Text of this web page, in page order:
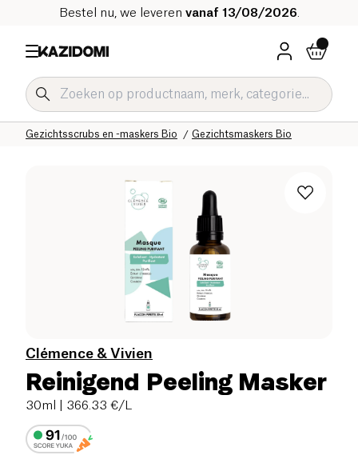
Bestel nu, we leveren vanaf 13/08/2026
Gezichtsmaskers Bio
Gezichtsscrubs en -maskers Bio
Gezichtsverzorging Bio
Hygiëne & Schoonheid
Home
Clémence & Vivien
Reinigend Peeling Masker
30ml | 366.33 €/L